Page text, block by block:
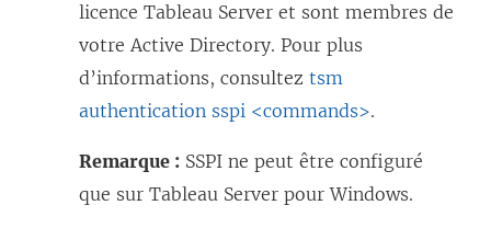
licence Tableau Server et sont membres de
votre Active Directory. Pour plus
d’informations, consultez tsm
authentication sspi <commands>.
Remarque : SSPI ne peut être configuré
que sur Tableau Server pour Windows.